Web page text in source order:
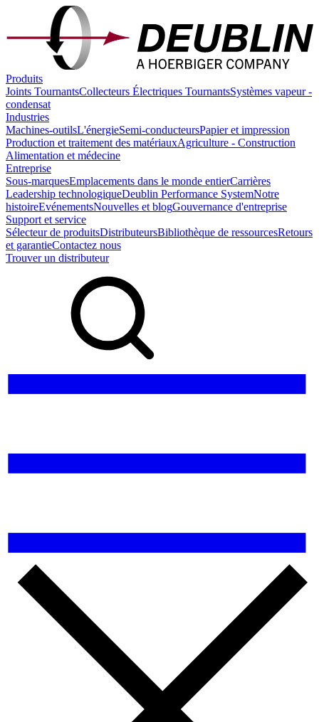
Produits
Joints TournantsCollecteurs Électriques TournantsSystèmes vapeur -
condensat
Industries
Machines-outilsL'énergieSemi-conducteursPapier et impression
Production et traitement des matériauxAgriculture - Construction
Alimentation et médecine
Entreprise
Sous-marquesEmplacements dans le monde entierCarrières
Leadership technologiqueDeublin Performance SystemNotre
histoireEvénementsNouvelles et blogGouvernance d'entreprise
Support et service
Sélecteur de produitsDistributeursBibliothèque de ressourcesRetours
et garantieContactez nous
Trouver un distributeur